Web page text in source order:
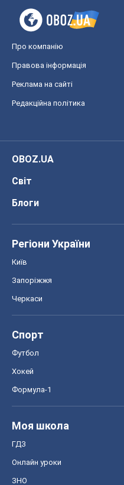
Про компанію
Правова інформація
Реклама на сайті
Редакційна політика
OBOZ.UA
Світ
Блоги
Регіони України
Київ
Запоріжжя
Черкаси
Спорт
Футбол
Хокей
Формула-1
Моя школа
ГДЗ
Онлайн уроки
ЗНО